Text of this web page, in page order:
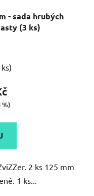
- sada hrubých
(3 ks)
%)
2 ks 125 mm
1 ks...